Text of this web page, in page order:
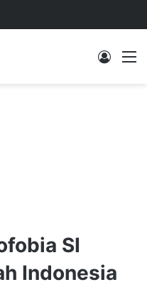
Log In
SI
Indonesia